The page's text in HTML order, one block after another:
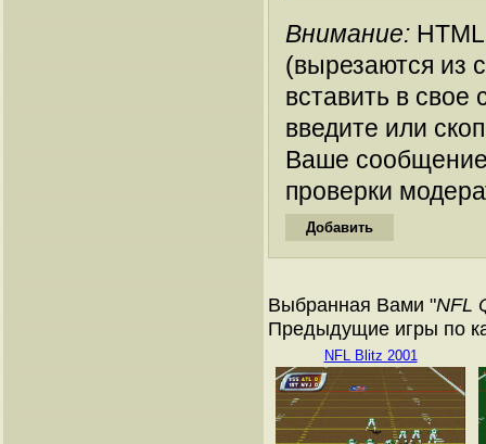
Внимание:
(вырезаются из
вставить в
введите или
Ваше
проверки
Выбранная Вами "NFL
Предыдущие игры по
NFL Blitz 2001